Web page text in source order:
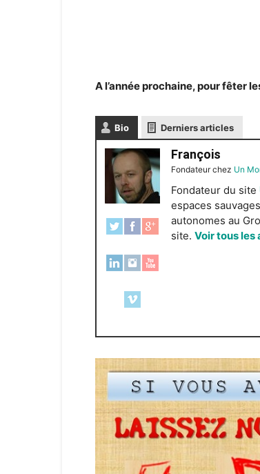
A l’année prochaine, pour fêter
Bio Derniers articles
François
Fondateurchez Un
Fondateur du site
espaces
autonomes au
site. Voir tous les